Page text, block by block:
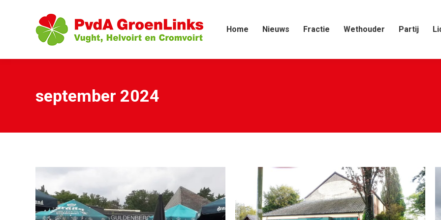
Home Nieuws Fractie Wethouder Partij
september 2024